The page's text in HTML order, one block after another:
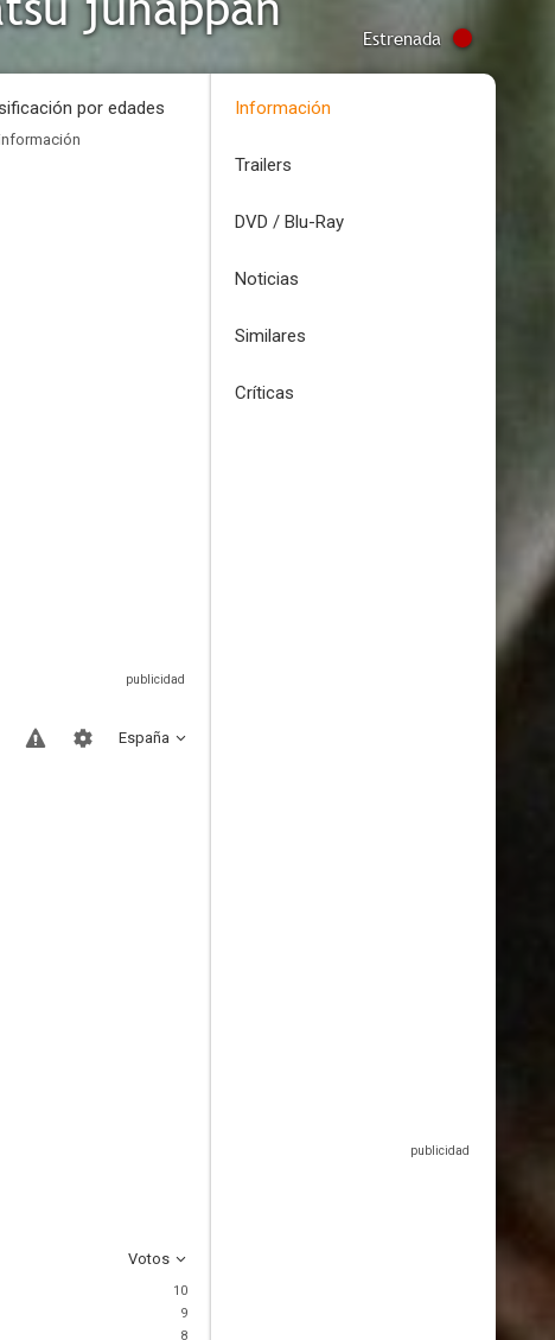
Estrenada
por edades
España
Votos
10
9
8
Información
Trailers
DVD / Blu-Ray
Noticias
Similares
Críticas